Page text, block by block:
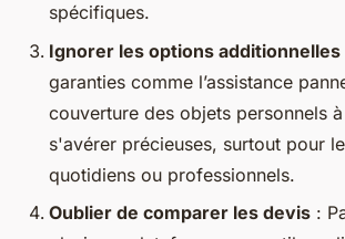
spécifiques.
Ignorer les options
garanties comme l’assistance
couverture des objets personnels
s'avérer précieuses, surtout pour
quotidiens ou professionnels.
Oublier de comparer les devis :